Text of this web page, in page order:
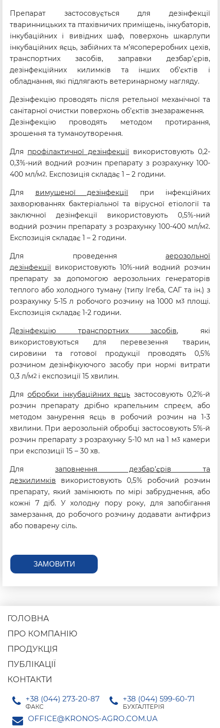
Препарат застосовується для дезінфекції
тваринницьких та птахівничих приміщень, інкубаторів,
інкубаційних і вивідних шаф, поверхонь шкарлупи
інкубаційних яєць, забійних та м’ясопереробних цехів,
транспортних засобів, заправки дезбар’єрів,
дезінфекційних килимків та інших об’єктів і
обладнання, які підлягають ветеринарному нагляду.
Дезінфекцію проводять після ретельної механічної та
санітарної очистки поверхонь об’єктів знезараження.
Дезінфекцію проводять методом протирання,
зрошення та туманоутворення.
Для профілактичної дезінфекції використовують 0,2-
0,3%-ний водний розчин препарату з розрахунку 100-
400 мл/м2. Експозиція складає 1 – 2 години.
Для вимушеної дезінфекції при інфекційних
захворюваннях бактеріальної та вірусної етіології та
заключної дезінфекції використовують 0,5%-ний
водний розчин препарату з розрахунку 100-400 мл/м2.
Експозиція складає 1 – 2 години.
Для проведення аерозольної
дезінфекції використовують 10%-ний водний розчин
препарату за допомогою аерозольних генераторів
теплого або холодного туману (типу Ігеба, САГ та ін.) з
розрахунку 5-15 л робочого розчину на 1000 м3площі.
Експозиція складає 1-2 години.
Дезінфекцію транспортних засобів, які
використовуються для перевезення тварин,
сировини та готової продукції проводять 0,5%
розчином дезінфікуючого засобу при нормі витрати
0,3 л/м2 і експозиції 15 хвилин.
Для обробки інкубаційних яєць застосовують 0,2%-й
розчин препарату дрібно крапельним спреєм, або
методом занурення яєць в робочий розчин на 1-3
хвилини. При аерозольній обробці застосовують 5%-й
розчин препарату з розрахунку 5-10 мл на 1 м3 камери
при експозиції 15 – 30 хв.
Длязаповнення дезбар’єрів та
дезкилимків використовують 0,5% робочий розчин
препарату, який замінюють по мірі забруднення, або
кожні 7 діб. У холодну пору року, для запобігання
замерзання, до робочого розчину додавати антифриз
або поварену сіль.
ЗАМОВИТИ
ГОЛОВНА
ПРО КОМПАНІЮ
ПРОДУКЦІЯ
ПУБЛІКАЦІЇ
КОНТАКТИ
+38 (044) 273-20-87
ФАКС
+38 (044) 599-60-71
БУХГАЛТЕРІЯ
OFFICE@KRONOS-AGRO.COM.UA